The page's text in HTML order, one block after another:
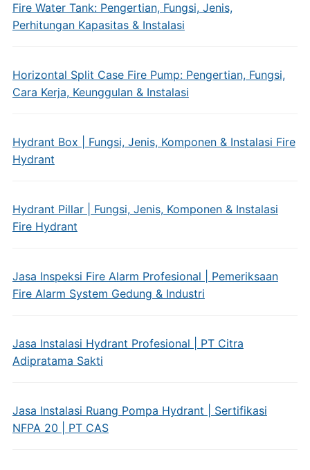
Fire Water Tank: Pengertian, Fungsi, Jenis,
Perhitungan Kapasitas & Instalasi
Horizontal Split Case Fire Pump: Pengertian, Fungsi,
Cara Kerja, Keunggulan & Instalasi
Hydrant Box | Fungsi, Jenis, Komponen & Instalasi Fire
Hydrant
Hydrant Pillar | Fungsi, Jenis, Komponen & Instalasi
Fire Hydrant
Jasa Inspeksi Fire Alarm Profesional | Pemeriksaan
Fire Alarm System Gedung & Industri
Jasa Instalasi Hydrant Profesional | PT Citra
Adipratama Sakti
Jasa Instalasi Ruang Pompa Hydrant | Sertifikasi
NFPA 20 | PT CAS